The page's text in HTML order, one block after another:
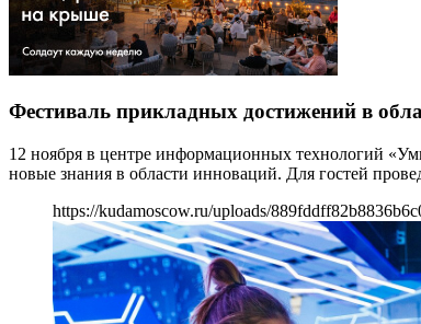
Фестиваль прикладных достижений в
12 ноября в центре информационных технологий
новые знания в области инноваций. Для гостей
https://kudamoscow.ru/uploads/